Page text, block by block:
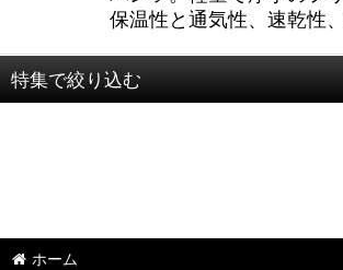
保温性と通気性、速乾性
特集で絞り込む
ホーム